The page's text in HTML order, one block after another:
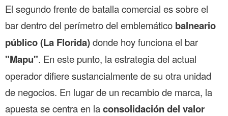
El segundo frente de batalla comercial es sobre el
bar dentro del perímetro del emblemático balneario
público (La Florida)donde hoy funciona el bar
"Mapu". En este punto, la estrategia del actual
operador difiere sustancialmente de su otra unidad
de negocios. En lugar de un recambio de marca, la
apuesta se centra en laconsolidación del valor